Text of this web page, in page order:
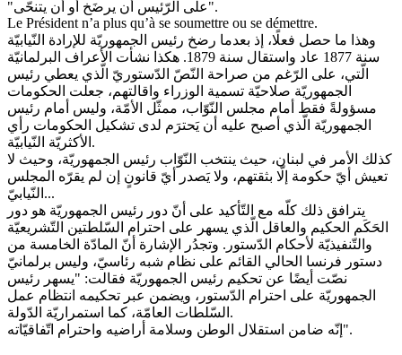
"على الرّئيس أن يرضَخ أو أن يتنحّى".
Le Président n’a plus qu’à se soumettre ou se démettre.
وهذا ما حصل فعلًا، إذ بعدما رضخ رئيس الجمهوريّة للإرادة النّيابيّة
سنة 1877 عاد واستقال سنة 1879. هكذا نشأت الأعراف البرلمانيّة
الّتي، على الرّغم من صراحة النّصّ الدّستوريّ الّذي يعطي رئيس
الجمهوريّة صلاحيّة تسمية الوزراء واقالتهم، جعلت الحكومات
مسؤولةً فقط أمام مجلس النّوّاب، ممثّل الأمّة، وليس أمام رئيس
الجمهوريّة الّذي أصبح عليه أن يَحترَم لدى تشكيل الحكومات رأي
الأكثريّة النّيابيّة.
كذلك الأمر في لبنان، حيث ينتخب النّوّاب رئيس الجمهوريّة، وحيث لا
تعيش أيّ حكومة إلّا بثقتهم، ولا يَصدر أيّ قانونٍ إن لم يقرّه المجلس
النّيابيّ...
يترافق ذلك كلّه مع التّأكيد على أنّ دور رئيس الجمهوريّة هو دور
الحَكَم الحكيم والعاقل الّذي يسهر على احترام السّلطتين التّشريعيّة
والتّنفيذيّة لأحكام الدّستور. وتجدُر الإشارة أنّ المادّة الخامسة من
دستور فرنسا الحالي القائم على نظام شبه رئاسيّ، وليس برلمانيّ
نصّت أيضًا عن تحكيم رئيس الجمهوريّة فقالت: "يسهر رئيس
الجمهوريّة على احترام الدّستور، ويضمن عبر تحكيمه انتظام عمل
السّلطات العامّة، كما استمراريّة الدّولة.
إنّه ضامن استقلال الوطن وسلامة أراضيه واحترام اتّفاقيّاته".